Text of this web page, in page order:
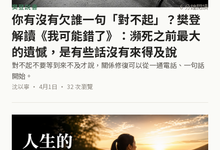
樊登說書 6 分鐘閱讀
你有沒有欠誰一句「對不起」？樊登
解讀《我可能錯了》：瀕死之前最大
的遺憾，是有些話沒有來得及說
對不起不要等到來不及才說，關係修復可以從一通電話、一句話
開始。
沈以寧 · 4月1日 · 32 次瀏覽